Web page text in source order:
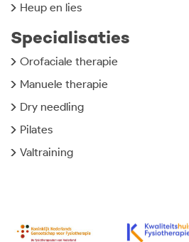
Heup en lies
Specialisaties
Orofaciale therapie
Manuele therapie
Dry needling
Pilates
Valtraining